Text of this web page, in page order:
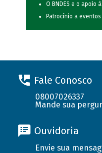
O BNDES e o apoio
Patrocínio a
Fale Conosco
08007026337
Mande sua
Ouvidoria
Envie sua